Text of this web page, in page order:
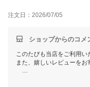
注文日：2026/07/05
ショップからのコメ
このたびも当店をご利用い
また、嬉しいレビューをお
お手紙と粗品に感激して